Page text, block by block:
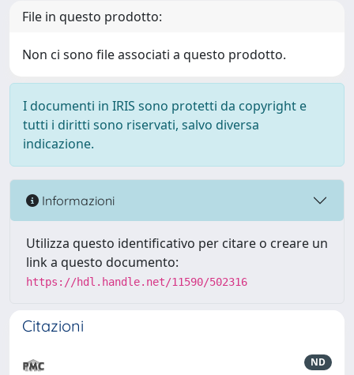
File in questo prodotto:
Non ci sono file associati a questo prodotto.
I documenti in IRIS sono protetti da copyright e
tutti i diritti sono riservati, salvo diversa
indicazione.
Informazioni
Utilizza questo identificativo per citare o creare un
link a questo documento:
https://hdl.handle.net/11590/502316
Citazioni
ND